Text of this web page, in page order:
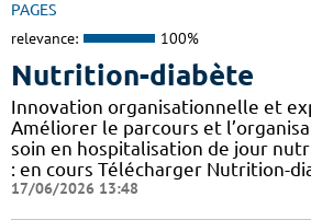
PAGES
relevance: 100%
Nutrition-diabète
Innovation organisationnelle et
Améliorer le parcours et
soin en hospitalisation de jour
: en cours Télécharger Nutrition-
17/06/2026 13:48